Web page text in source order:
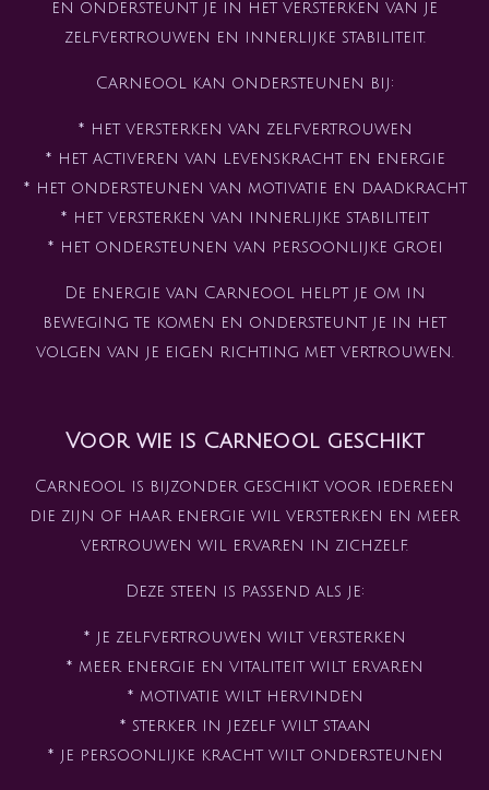
en ondersteunt je in het versterken van je
zelfvertrouwen en innerlijke stabiliteit.
Carneool kan ondersteunen bij:
* het versterken van zelfvertrouwen
* het activeren van levenskracht en energie
* het ondersteunen van motivatie en daadkracht
* het versterken van innerlijke stabiliteit
* het ondersteunen van persoonlijke groei
De energie van Carneool helpt je om in
beweging te komen en ondersteunt je in het
volgen van je eigen richting met vertrouwen.
Voor wie is Carneool geschikt
Carneool is bijzonder geschikt voor iedereen
die zijn of haar energie wil versterken en meer
vertrouwen wil ervaren in zichzelf.
Deze steen is passend als je:
* je zelfvertrouwen wilt versterken
* meer energie en vitaliteit wilt ervaren
* motivatie wilt hervinden
* sterker in jezelf wilt staan
* je persoonlijke kracht wilt ondersteunen